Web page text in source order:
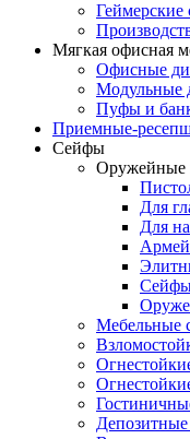
Геймерские
Мягкая офисная
Офисные
Модульные
Пуфы и
Приемные-
Сейфы
Для
Для
Сейфы
Мебельные